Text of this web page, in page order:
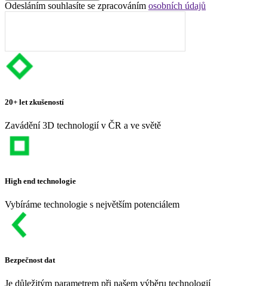
Odesláním souhlasíte se zpracováním osobních údajů
20+ let zkušeností
Zavádění 3D technologií v ČR a ve světě
High end technologie
Vybíráme technologie s největším potenciálem
Bezpečnost dat
Je důležitým parametrem při našem výběru technologií